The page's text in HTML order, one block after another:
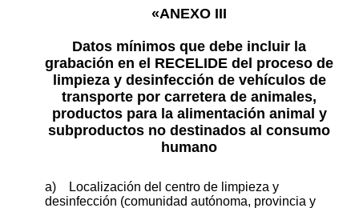
«ANEXO III
Datos mínimos que debe incluir la
grabación en el RECELIDE del proceso de
limpieza y desinfección de vehículos de
transporte por carretera de animales,
productos para la alimentación animal y
subproductos no destinados al consumo
humano
a) Localización del centro de limpieza y
desinfección (comunidad autónoma, provincia y